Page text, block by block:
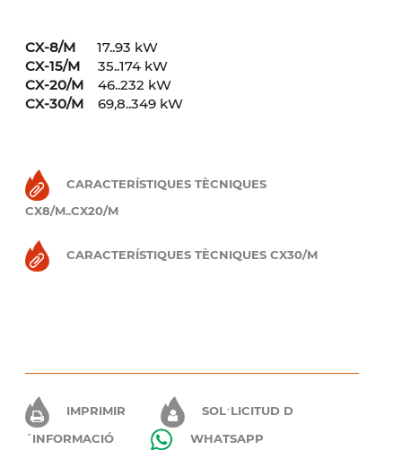
CX-8/M
17..93 kW
CX-15/M 35..174 kW
CX-20/M 46..232 kW
CX-30/M 69,8..349 kW
CARACTERÍSTIQUES TÈCNIQUES
CX8/M..CX20/M
CARACTERÍSTIQUES TÈCNIQUES CX30/M
IMPRIMIR
SOL·LICITUD D
´INFORMACIÓ
WHATSAPP